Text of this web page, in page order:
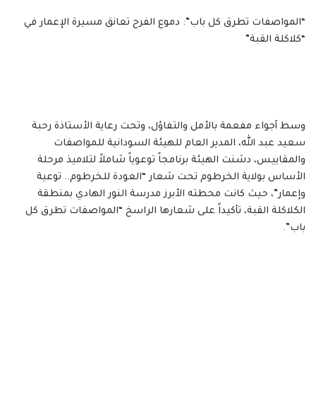
“المواصفات تطرق كل باب”: دموع الفرح تعانق مسيرة الإعمار في
“كلاكلة القبة”
وسط أجواء مفعمة بالأمل والتفاؤل، وتحت رعاية الأستاذة رحبة
سعيد عبد الله، المدير العام للهيئة السودانية للمواصفات
والمقاييس، دشنت الهيئة برنامجاً توعوياً شاملاً لتلاميذ مرحلة
الأساس بولاية الخرطوم تحت شعار “العودة للخرطوم.. توعية
وإعمار”، حيث كانت محطته الأبرز مدرسة النور الهادي بمنطقة
الكلاكلة القبة، تأكيداً على شعارها الراسخ “المواصفات تطرق كل
باب”.